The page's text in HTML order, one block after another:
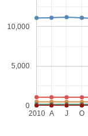
2010 A J O
0
5,000
10,000